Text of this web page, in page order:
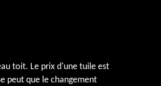
toit. Le prix d'une tuile est
peut que le changement